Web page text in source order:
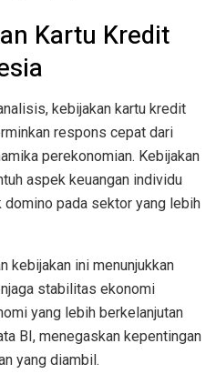
Kartu Kredit
kebijakan kartu kredit
respons cepat dari
perekonomian. Kebijakan
aspek keuangan individu
pada sektor yang lebih
kebijakan ini menunjukkan
stabilitas ekonomi
yang lebih berkelanjutan
BI, menegaskan kepentingan
yang diambil.